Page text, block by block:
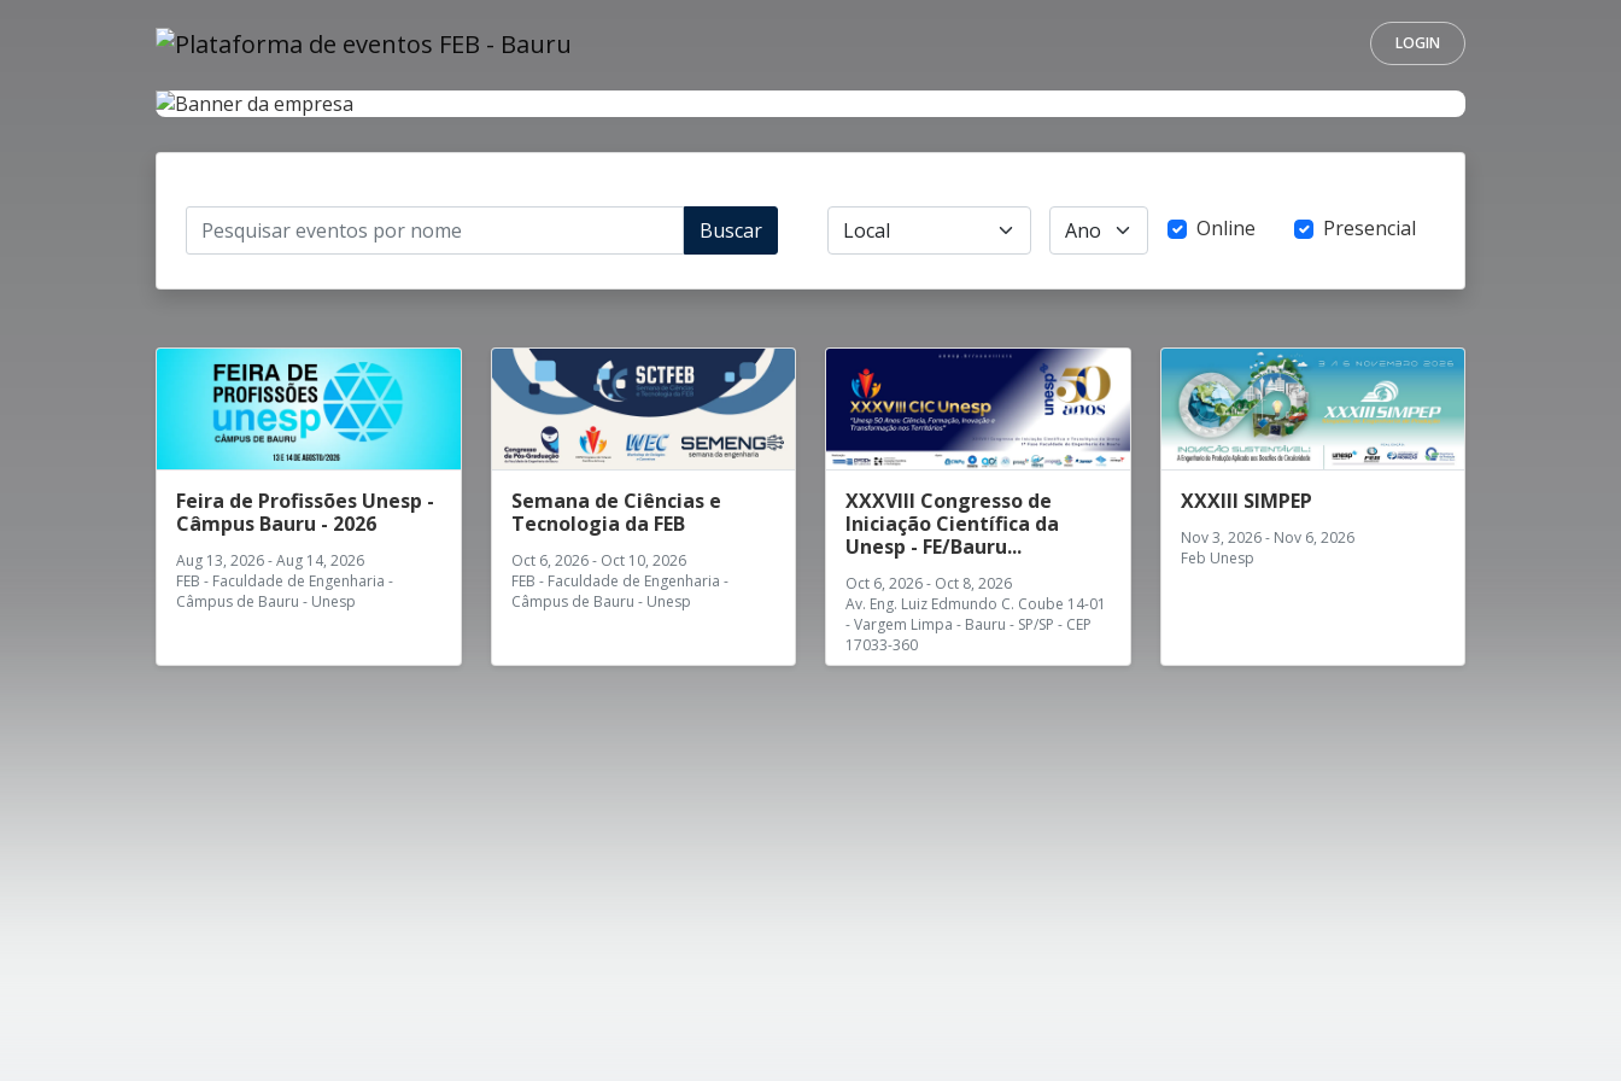
LOGIN
Buscar Online Presencial
Feira de Profissões Unesp -
Câmpus Bauru - 2026
Aug 13, 2026 - Aug 14, 2026
FEB - Faculdade de Engenharia -
Câmpus de Bauru - Unesp
Semana de Ciências e
Tecnologia da FEB
Oct 6, 2026 - Oct 10, 2026
FEB - Faculdade de Engenharia -
Câmpus de Bauru - Unesp
XXXVIII Congresso de
Iniciação Científica da
Unesp - FE/Bauru...
Oct 6, 2026 - Oct 8, 2026
Av. Eng. Luiz Edmundo C. Coube 14-01
- Vargem Limpa - Bauru - SP/SP - CEP
17033-360
XXXIII SIMPEP
Nov 3, 2026 - Nov 6, 2026
Feb Unesp